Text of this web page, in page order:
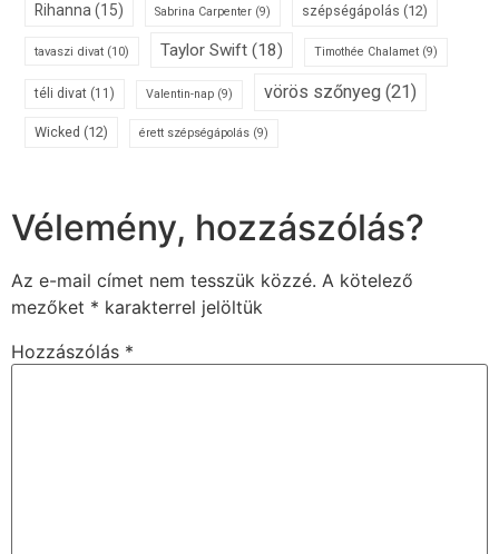
Rihanna(15) Sabrina Carpenter (9) szépségápolás (12)
tavaszi divat (10) Taylor Swift (18) Timothée Chalamet (9)
téli divat (11) Valentin-nap (9) vörös szőnyeg (21)
Wicked (12) érett szépségápolás (9)
Vélemény, hozzászólás?
Az e-mail címet nem tesszük közzé. A kötelező
mezőket * karakterrel jelöltük
Hozzászólás *